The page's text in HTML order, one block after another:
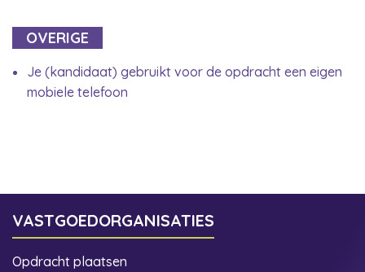
OVERIGE
Je (kandidaat) gebruikt voor de opdracht een eigen
mobiele telefoon
VASTGOEDORGANISATIES
Opdracht plaatsen